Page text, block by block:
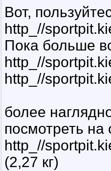
Вот,
http_//
Пока больше
http_//
http_//
более
посмотреть на
http_//
(2,27 кг)